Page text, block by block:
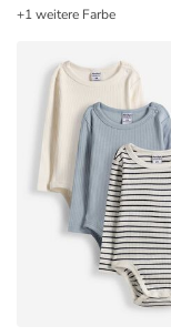
+1 weitere Farbe